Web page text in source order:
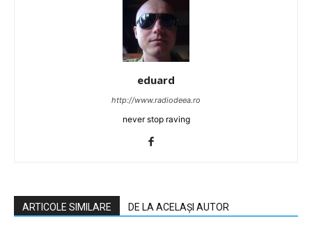
eduard
http://www.radiodeea.ro
never stop raving
ARTICOLE SIMILARE DE LA ACELAȘI AUTOR